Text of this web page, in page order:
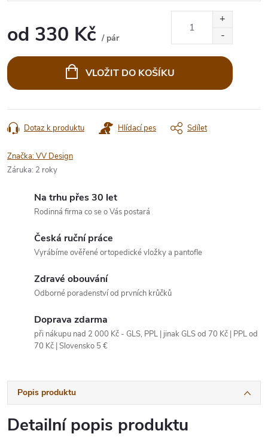
od 330 Kč / pár
cena:
VLOŽIT DO KOŠÍKU
Dotaz k produktu Hlídací pes Sdílet
Značka:VV Design
Záruka: 2 roky
Na trhu přes 30 let
Rodinná firma co se o Vás postará
Česká ruční práce
Vyrábíme ověřené ortopedické vložky a pantofle
Zdravé obouvání
Odborné poradenství od prvních krůčků
Doprava zdarma
při nákupu nad 2 000 Kč - GLS, PPL | jinak GLS od 70 Kč | PPL od
70 Kč | Slovensko 5 €
Popis produktu
Detailní popis produktu